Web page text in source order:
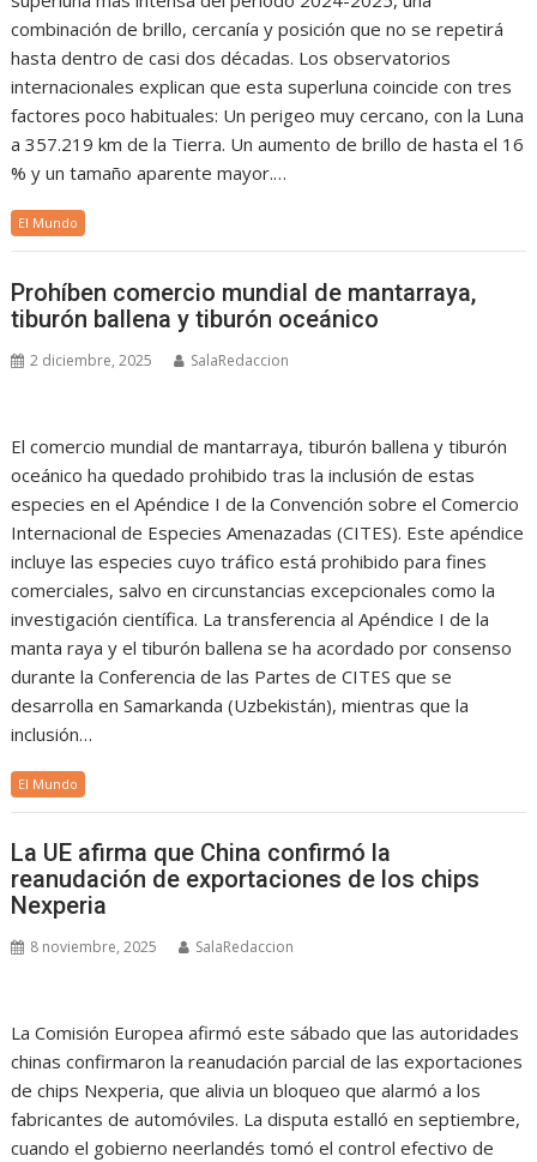
combinación de brillo, cercanía y posición que no se repetirá
hasta dentro de casi dos décadas. Los observatorios
internacionales explican que esta superluna coincide con tres
factores poco habituales: Un perigeo muy cercano, con la Luna
a 357.219 km de la Tierra. Un aumento de brillo de hasta el 16
% y un tamaño aparente mayor.…
El Mundo
Prohíben comercio mundial de mantarraya,
tiburón ballena y tiburón oceánico
2 diciembre, 2025 SalaRedaccion
El comercio mundial de mantarraya, tiburón ballena y tiburón
oceánico ha quedado prohibido tras la inclusión de estas
especies en el Apéndice I de la Convención sobre el Comercio
Internacional de Especies Amenazadas (CITES). Este apéndice
incluye las especies cuyo tráfico está prohibido para fines
comerciales, salvo en circunstancias excepcionales como la
investigación científica. La transferencia al Apéndice I de la
manta raya y el tiburón ballena se ha acordado por consenso
durante la Conferencia de las Partes de CITES que se
desarrolla en Samarkanda (Uzbekistán), mientras que la
inclusión…
El Mundo
La UE afirma que China confirmó la
reanudación de exportaciones de los chips
Nexperia
8 noviembre, 2025 SalaRedaccion
La Comisión Europea afirmó este sábado que las autoridades
chinas confirmaron la reanudación parcial de las exportaciones
de chips Nexperia, que alivia un bloqueo que alarmó a los
fabricantes de automóviles. La disputa estalló en septiembre,
cuando el gobierno neerlandés tomó el control efectivo de